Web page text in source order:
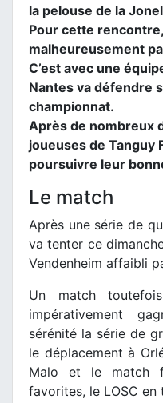
la pelouse de la
Pour cette
malheureusement
C’est avec une
Nantes va défendre
championnat.
Après de nombreux
joueuses de Tanguy
poursuivre leur
Le match
Après une série de
va tenter ce
Vendenheim affaibli
Un match
impérativement
sérénité la série de
le déplacement à
Malo et le match
favorites, le LOSC en